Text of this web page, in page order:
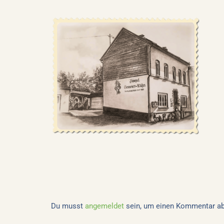
Du musst angemeldet sein, um einen Kommentar